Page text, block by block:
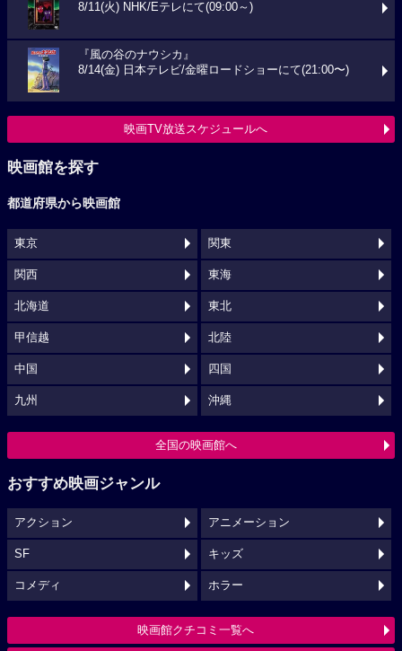
8/11(火) NHK/Eテレにて(09:00～)
『風の谷のナウシカ』
8/14(金) 日本テレビ/金曜ロードショーにて(21:00〜)
映画TV放送スケジュールへ
映画館を探す
都道府県から映画館
東京 関東
関西 東海
北海道 東北
甲信越 北陸
中国 四国
九州 沖縄
全国の映画館へ
おすすめ映画ジャンル
アクション アニメーション
SF キッズ
コメディ ホラー
映画館クチコミ一覧へ